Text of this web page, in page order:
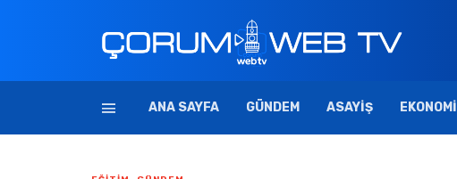
ANA SAYFA GÜNDEM ASAYIŞ EKONOMI